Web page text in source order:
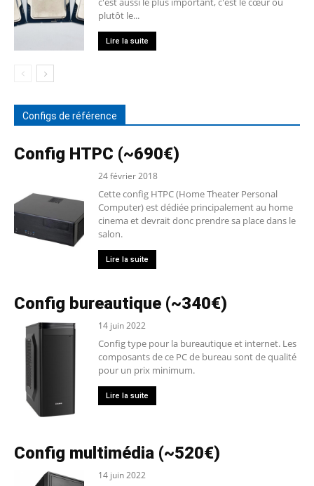
plutôt le...
Lire la suite
Configs de référence
Config HTPC (~690€)
24 février 2018
Cette config HTPC (Home Theater Personal
Computer) est dédiée principalement au home
cinema et devrait donc prendre sa place dans le
salon.
Lire la suite
Config bureautique (~340€)
14 juin 2022
Config type pour la bureautique et internet. Les
composants de ce PC de bureau sont de qualité
pour un prix minimum.
Lire la suite
Config multimédia (~520€)
14 juin 2022